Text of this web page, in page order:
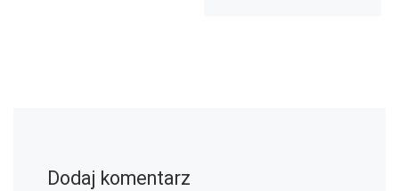
Dodaj komentarz